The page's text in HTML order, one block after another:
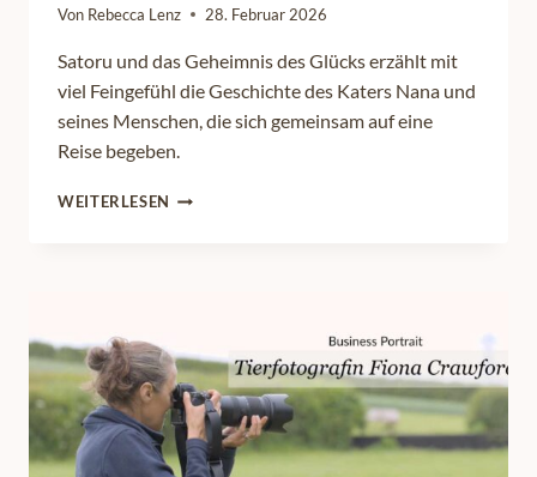
Von Rebecca Lenz 28. Februar 2026
Satoru und das Geheimnis des Glücks erzählt mit
viel Feingefühl die Geschichte des Katers Nana und
seines Menschen, die sich gemeinsam auf eine
Reise begeben.
WEITERLESEN BUCHVORSTELLUNG: